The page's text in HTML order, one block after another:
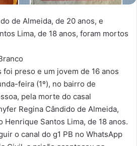
de Almeida, de 20 anos, e
Lima, de 18 anos, foram mortos
foi preso e um jovem de 16 anos
feira (1º), no bairro de
pela morte do casal
Regina Cândido de Almeida,
Henrique Santos Lima, de 18 anos.
o canal do g1 PB no WhatsApp